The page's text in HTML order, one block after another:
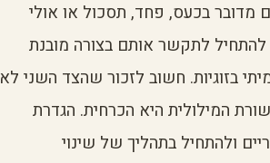
מדובר בכעס, פחד, תסכול או אולי
להתחיל לתקשר אותם בצורה מובנת
בזוגיות. חשוב לזכור שהצד השני לא
המילולית היא הכרחית. הגדרת
ולהתחיל בתהליך של שינוי